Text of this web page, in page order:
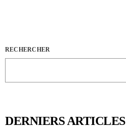
RECHERCHER
DERNIERS ARTICLES